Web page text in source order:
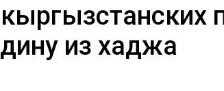
из хаджа